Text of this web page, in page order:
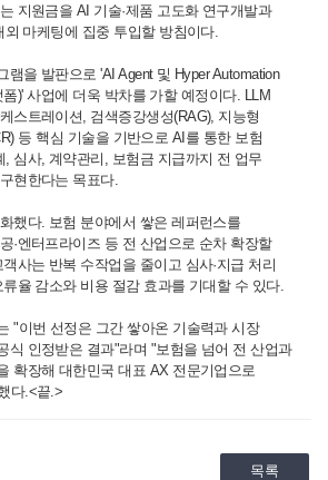
지원금을 AI 기술·제품 고도화 연구개발과
마케팅에 집중 투입할 방침이다.
램을 발판으로 'AI Agent 및 Hyper Automation
)' 사업에 더욱 박차를 가할 예정이다. LLM
스트레이션, 검색증강생성(RAG), 지능형
등 핵심 기술을 기반으로 AI를 통한 보험
심사, 계약관리, 보험금 지급까지 전 업무
현한다는 목표다.
했다. 보험 분야에서 쌓은 레퍼런스를
·엔터프라이즈 등 전 산업으로 순차 확장할
사는 반복 수작업을 줄이고 심사·지급 처리
율 감소와 비용 절감 효과를 기대할 수 있다.
"이번 선정은 그간 쌓아온 기술력과 시장
식 인정받은 결과"라며 "보험을 넘어 전 산업과
확장해 대한민국 대표 AX 전문기업으로
다.<끝.>
목록